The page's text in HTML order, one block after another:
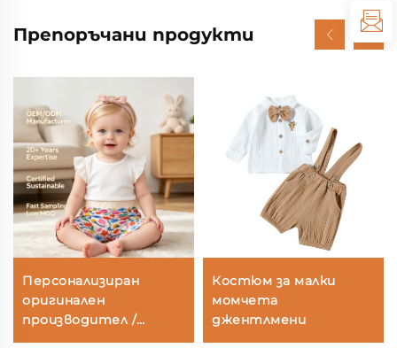
Препоръчани продукти
Персонализиран
оригинален
производител /
оригинален дизайн на
Костюм за малки
момчета
джентлмени